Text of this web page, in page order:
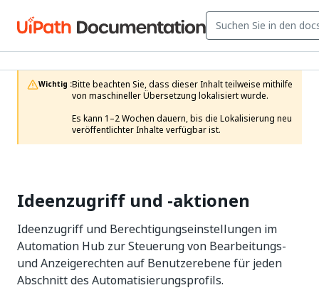
Wichtig :Bitte beachten Sie, dass dieser Inhalt teilweise mithilfe
von maschineller Übersetzung lokalisiert wurde.
Es kann 1–2 Wochen dauern, bis die Lokalisierung neu
veröffentlichter Inhalte verfügbar ist.
Ideenzugriff und -aktionen
Ideenzugriff und Berechtigungseinstellungen im
Automation Hub zur Steuerung von Bearbeitungs-
und Anzeigerechten auf Benutzerebene für jeden
Abschnitt des Automatisierungsprofils.